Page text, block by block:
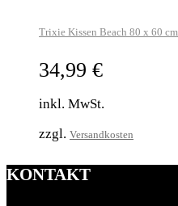
Trixie Kissen Beach 80 x 60 cm
34,99 €
inkl. MwSt.
zzgl. Versandkosten
KONTAKT